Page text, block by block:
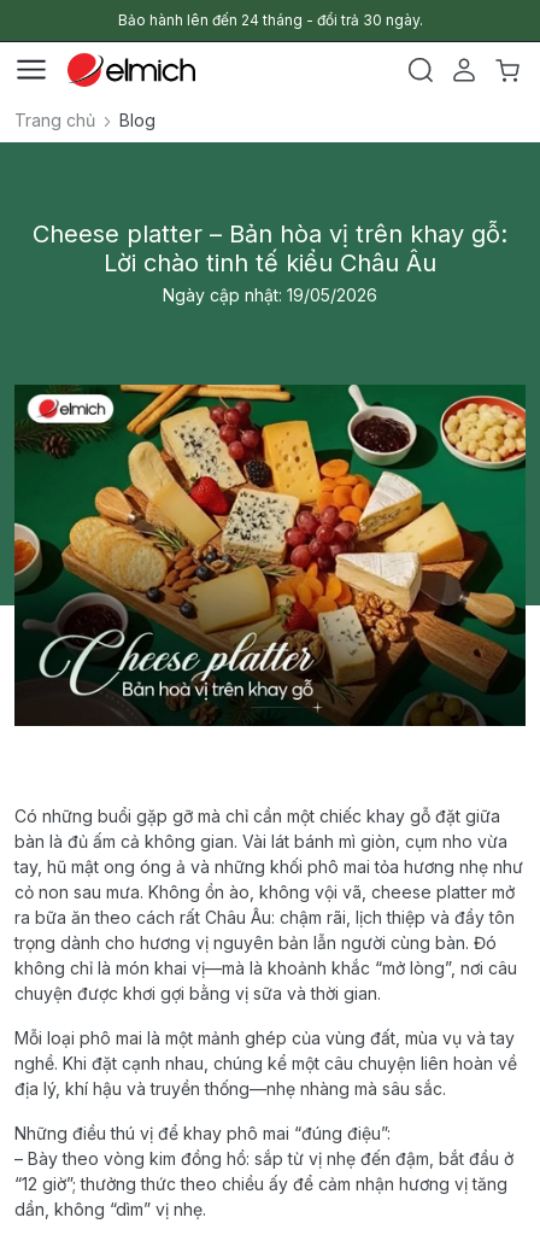
Bảo hành lên đến 24 tháng - đổi trả 30 ngày.
Trang chủ Blog
Cheese platter – Bản hòa vị trên khay gỗ:
Lời chào tinh tế kiểu Châu Âu
Ngày cập nhật: 19/05/2026
Có những buổi gặp gỡ mà chỉ cần một chiếc khay gỗ đặt giữa
bàn là đủ ấm cả không gian. Vài lát bánh mì giòn, cụm nho vừa
tay, hũ mật ong óng ả và những khối phô mai tỏa hương nhẹ như
cỏ non sau mưa. Không ồn ào, không vội vã, cheese platter mở
ra bữa ăn theo cách rất Châu Âu: chậm rãi, lịch thiệp và đầy tôn
trọng dành cho hương vị nguyên bản lẫn người cùng bàn. Đó
không chỉ là món khai vị—mà là khoảnh khắc “mở lòng”, nơi câu
chuyện được khơi gợi bằng vị sữa và thời gian.
Mỗi loại phô mai là một mảnh ghép của vùng đất, mùa vụ và tay
nghề. Khi đặt cạnh nhau, chúng kể một câu chuyện liên hoàn về
địa lý, khí hậu và truyền thống—nhẹ nhàng mà sâu sắc.
Những điều thú vị để khay phô mai “đúng điệu”:
– Bày theo vòng kim đồng hồ: sắp từ vị nhẹ đến đậm, bắt đầu ở
“12 giờ”; thưởng thức theo chiều ấy để cảm nhận hương vị tăng
dần, không “dìm” vị nhẹ.